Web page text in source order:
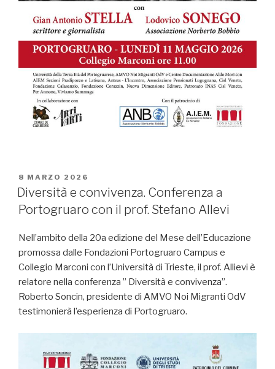
PUBBLICATO
IL
8 MARZO 2026
Diversità e convivenza. Conferenza a
Portogruaro con il prof. Stefano Allevi
Nell’ambito della 20a edizione del Mese dell’Educazione
promossa dalle Fondazioni Portogruaro Campus e
Collegio Marconi con l’Università di Trieste, il prof. Allievi è
relatore nella conferenza ” Diversità e convivenza”.
Roberto Soncin, presidente di AMVO Noi Migranti OdV
testimonierà l’esperienza di Portogruaro.